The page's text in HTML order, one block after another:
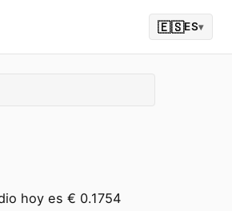
🇪🇸ES▾
hoy es € 0.1754